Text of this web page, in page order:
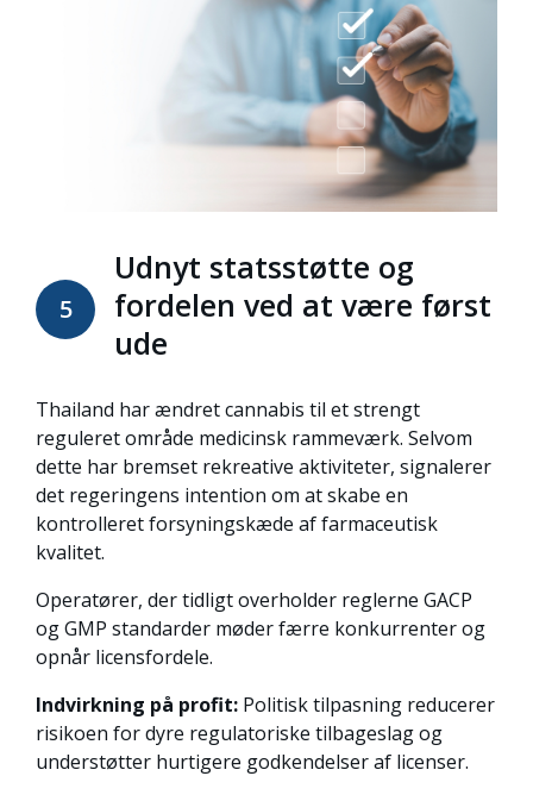
5
Udnyt statsstøtte og
fordelen ved at være først
ude
Thailand har ændret cannabis til et strengt
reguleret område medicinsk rammeværk. Selvom
dette har bremset rekreative aktiviteter, signalerer
det regeringens intention om at skabe en
kontrolleret forsyningskæde af farmaceutisk
kvalitet.
Operatører, der tidligt overholder reglerne GACP
og GMP standarder møder færre konkurrenter og
opnår licensfordele.
Indvirkning på profit: Politisk tilpasning reducerer
risikoen for dyre regulatoriske tilbageslag og
understøtter hurtigere godkendelser af licenser.